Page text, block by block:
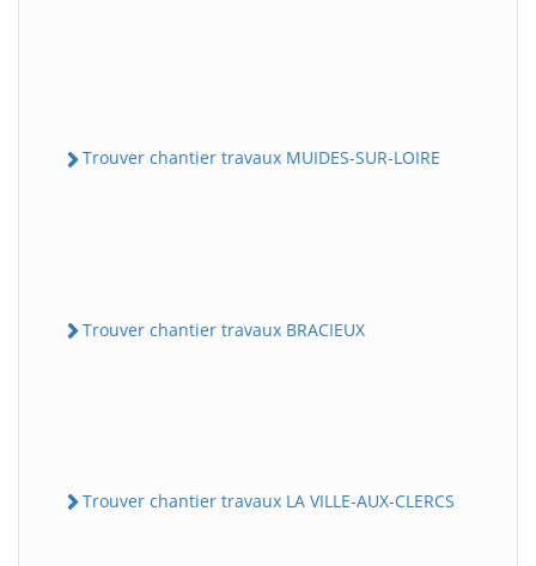
Trouver chantier travaux MUIDES-SUR-LOIRE
Trouver chantier travaux BRACIEUX
Trouver chantier travaux LA VILLE-AUX-CLERCS